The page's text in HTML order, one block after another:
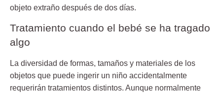
objeto extraño después de dos días.
Tratamiento cuando el bebé se ha tragado
algo
La diversidad de formas, tamaños y materiales de los
objetos que puede ingerir un niño accidentalmente
requerirán tratamientos distintos. Aunque normalmente